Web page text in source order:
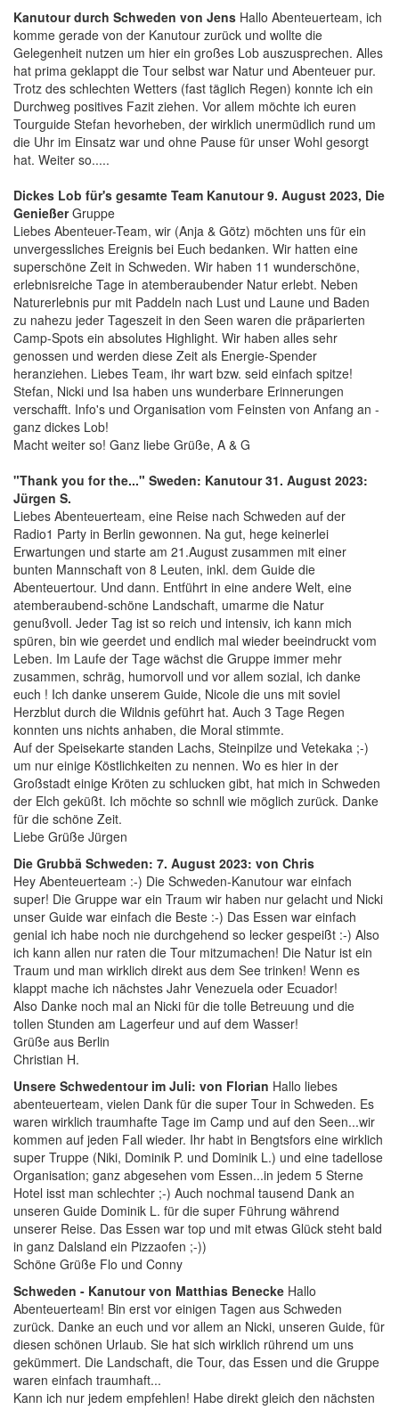
Kanutour durch Schweden von Jens Hallo Abenteuerteam, ich
komme gerade von der Kanutour zurück und wollte die
Gelegenheit nutzen um hier ein großes Lob auszusprechen. Alles
hat prima geklappt die Tour selbst war Natur und Abenteuer pur.
Trotz des schlechten Wetters (fast täglich Regen) konnte ich ein
Durchweg positives Fazit ziehen. Vor allem möchte ich euren
Tourguide Stefan hevorheben, der wirklich unermüdlich rund um
die Uhr im Einsatz war und ohne Pause für unser Wohl gesorgt
hat. Weiter so.....
Dickes Lob für's gesamte Team Kanutour 9. August 2023, Die
GenießerGruppe
Liebes Abenteuer-Team, wir (Anja & Götz) möchten uns für ein
unvergessliches Ereignis bei Euch bedanken. Wir hatten eine
superschöne Zeit in Schweden. Wir haben 11 wunderschöne,
erlebnisreiche Tage in atemberaubender Natur erlebt. Neben
Naturerlebnis pur mit Paddeln nach Lust und Laune und Baden
zu nahezu jeder Tageszeit in den Seen waren die präparierten
Camp-Spots ein absolutes Highlight. Wir haben alles sehr
genossen und werden diese Zeit als Energie-Spender
heranziehen. Liebes Team, ihr wart bzw. seid einfach spitze!
Stefan, Nicki und Isa haben uns wunderbare Erinnerungen
verschafft. Info's und Organisation vom Feinsten von Anfang an -
ganz dickes Lob!
Macht weiter so! Ganz liebe Grüße, A & G
"Thank you for the..." Sweden: Kanutour 31. August 2023:
Jürgen S.
Liebes Abenteuerteam, eine Reise nach Schweden auf der
Radio1 Party in Berlin gewonnen. Na gut, hege keinerlei
Erwartungen und starte am 21.August zusammen mit einer
bunten Mannschaft von 8 Leuten, inkl. dem Guide die
Abenteuertour. Und dann. Entführt in eine andere Welt, eine
atemberaubend-schöne Landschaft, umarme die Natur
genußvoll. Jeder Tag ist so reich und intensiv, ich kann mich
spüren, bin wie geerdet und endlich mal wieder beeindruckt vom
Leben. Im Laufe der Tage wächst die Gruppe immer mehr
zusammen, schräg, humorvoll und vor allem sozial, ich danke
euch ! Ich danke unserem Guide, Nicole die uns mit soviel
Herzblut durch die Wildnis geführt hat. Auch 3 Tage Regen
konnten uns nichts anhaben, die Moral stimmte.
Auf der Speisekarte standen Lachs, Steinpilze und Vetekaka ;-)
um nur einige Köstlichkeiten zu nennen. Wo es hier in der
Großstadt einige Kröten zu schlucken gibt, hat mich in Schweden
der Elch geküßt. Ich möchte so schnll wie möglich zurück. Danke
für die schöne Zeit.
Liebe Grüße Jürgen
Die Grubbä Schweden: 7. August 2023: von Chris
Hey Abenteuerteam :-) Die Schweden-Kanutour war einfach
super! Die Gruppe war ein Traum wir haben nur gelacht und Nicki
unser Guide war einfach die Beste :-) Das Essen war einfach
genial ich habe noch nie durchgehend so lecker gespeißt :-) Also
ich kann allen nur raten die Tour mitzumachen! Die Natur ist ein
Traum und man wirklich direkt aus dem See trinken! Wenn es
klappt mache ich nächstes Jahr Venezuela oder Ecuador!
Also Danke noch mal an Nicki für die tolle Betreuung und die
tollen Stunden am Lagerfeur und auf dem Wasser!
Grüße aus Berlin
Christian H.
Unsere Schwedentour im Juli: von Florian Hallo liebes
abenteuerteam, vielen Dank für die super Tour in Schweden. Es
waren wirklich traumhafte Tage im Camp und auf den Seen...wir
kommen auf jeden Fall wieder. Ihr habt in Bengtsfors eine wirklich
super Truppe (Niki, Dominik P. und Dominik L.) und eine tadellose
Organisation; ganz abgesehen vom Essen...in jedem 5 Sterne
Hotel isst man schlechter ;-) Auch nochmal tausend Dank an
unseren Guide Dominik L. für die super Führung während
unserer Reise. Das Essen war top und mit etwas Glück steht bald
in ganz Dalsland ein Pizzaofen ;-))
Schöne Grüße Flo und Conny
Schweden - Kanutour von Matthias Benecke Hallo
Abenteuerteam! Bin erst vor einigen Tagen aus Schweden
zurück. Danke an euch und vor allem an Nicki, unseren Guide, für
diesen schönen Urlaub. Sie hat sich wirklich rührend um uns
gekümmert. Die Landschaft, die Tour, das Essen und die Gruppe
waren einfach traumhaft...
Kann ich nur jedem empfehlen! Habe direkt gleich den nächsten